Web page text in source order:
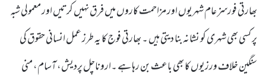
بھارتی فورسز عام شہریوں اور مزاحمت کاروں میں فرق نہیں کرتیں اور معمولی شبہ
پر کسی بھی شہری کو نشانہ بنا دیتی ہیں ۔ بھارتی فوج کا یہ طرز عمل انسانی حقوق کی
سنگین خلاف ورزیوں کا بھی باعث بن رہا ہے ۔اروناچل پردیش، آسام، منی